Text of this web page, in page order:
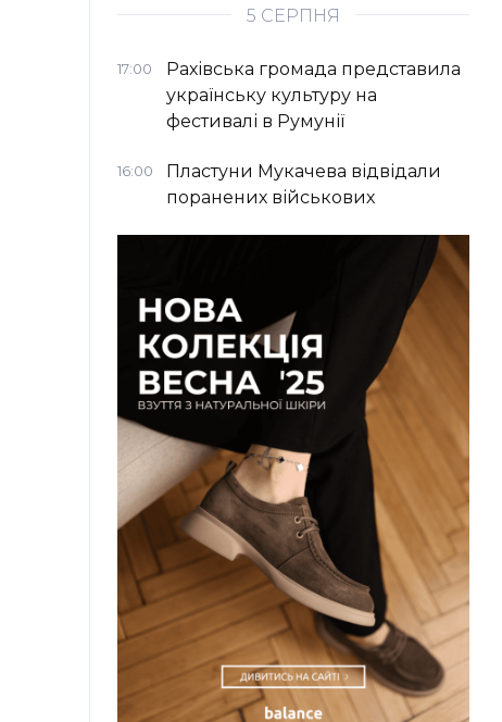
5 СЕРПНЯ
17:00
Рахівська громада представила
українську культуру на
фестивалі в Румунії
16:00
Пластуни Мукачева відвідали
поранених військових